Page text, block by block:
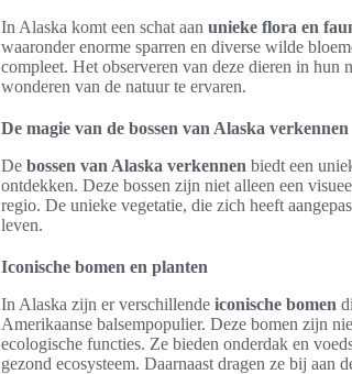
In Alaska komt een schat aan unieke flora en
waaronder enorme sparren en diverse wilde
compleet. Het observeren van deze dieren in hun
wonderen van de natuur te ervaren.
De magie van de bossen van Alaska verkennen
De bossen van Alaska verkennen biedt een
ontdekken. Deze bossen zijn niet alleen een
regio. De unieke vegetatie, die zich heeft
leven.
Iconische bomen en planten
In Alaska zijn er verschillende iconische bomen
Amerikaanse balsempopulier. Deze bomen zijn
ecologische functies. Ze bieden onderdak en
gezond ecosysteem. Daarnaast dragen ze bij